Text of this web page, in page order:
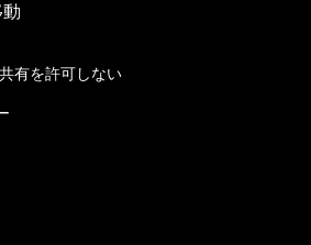
有を許可しない